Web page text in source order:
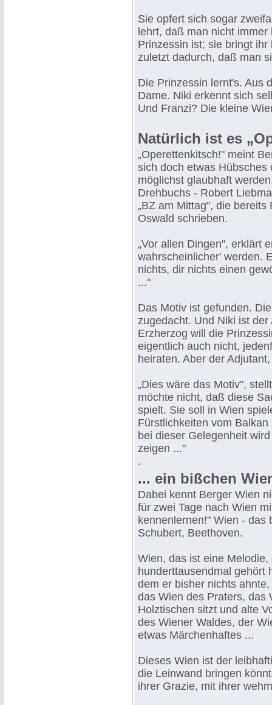
Sie opfert sich sogar
lehrt, daß man nicht
Prinzessin ist; sie bringt
zuletzt dadurch, daß man
Die Prinzessin lernt's. Aus
Dame. Niki erkennt sich
Und Franzi? Die kleine
Natürlich ist es
„Operettenkitsch!" meint
sich doch etwas
möglichst glaubhaft
Drehbuchs - Robert
„BZ am Mittag", die
Oswald schrieben.
„Vor allen Dingen", erklärt
wahrscheinlicher' werden.
nichts, dir nichts einen
..."
Das Motiv ist gefunden.
zugedacht. Und Niki ist
Erzherzog will die
eigentlich auch nicht,
heiraten. Aber der
„Dies wäre das Motiv",
möchte nicht, daß diese
spielt. Sie soll in Wien
Fürstlichkeiten vom
bei dieser Gelegenheit
zeigen ..."
.
... ein bißchen
Dabei kennt Berger Wien
für zwei Tage nach Wien
kennenlernen!" Wien - das
Schubert, Beethoven.
Wien, das ist eine
hunderttausendmal gehört
dem er bisher nichts
das Wien des Praters, das
Holztischen sitzt und alte
des Wiener Waldes, der
etwas Märchenhaftes ...
Dieses Wien ist der
die Leinwand bringen
ihrer Grazie, mit ihrer